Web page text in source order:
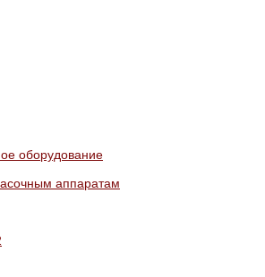
оборудование
аппаратам